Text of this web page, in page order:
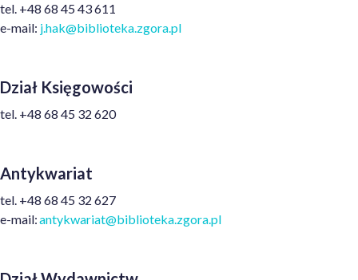
tel. +48 68 45 43 611
e-mail: j.hak@biblioteka.zgora.pl
Dział Księgowości
tel. +48 68 45 32 620
Antykwariat
tel. +48 68 45 32 627
e-mail:antykwariat@biblioteka.zgora.pl